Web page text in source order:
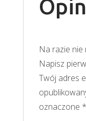
Na razie nie
Napisz
Twój adres
oznaczone *